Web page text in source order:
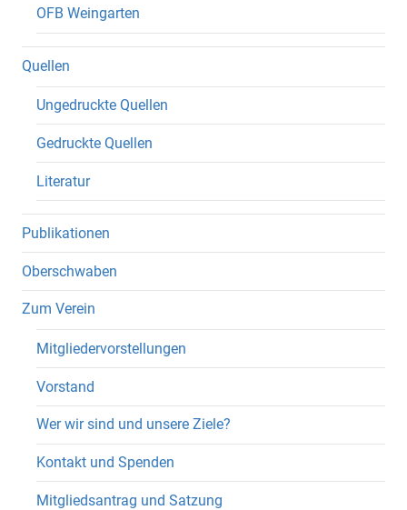
OFB Weingarten
Quellen
Ungedruckte Quellen
Gedruckte Quellen
Literatur
Publikationen
Oberschwaben
Zum Verein
Mitgliedervorstellungen
Vorstand
Wer wir sind und unsere Ziele?
Kontakt und Spenden
Mitgliedsantrag und Satzung